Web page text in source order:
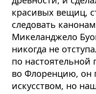
красивых вещиц,
следовать
Микеланджело
никогда не
по настоятельной
во Флоренцию, он
искусством, но